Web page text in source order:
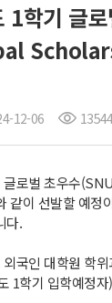
학기 글
12-06
글로벌 초우수
같이 선발할 예정
다.
국인 대학원 학
1학기 입학예정자)